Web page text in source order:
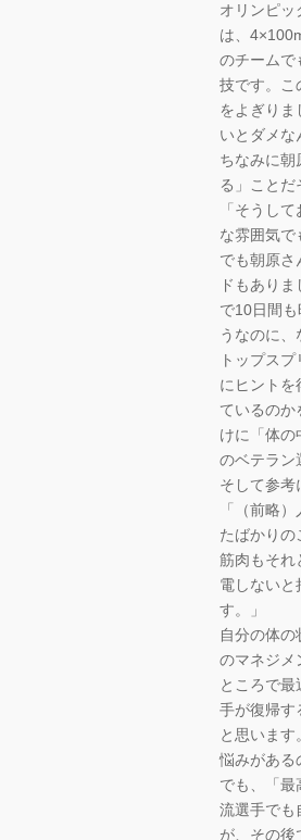
オリンピッ
は、
のチームで
技です。
をよぎりま
いとダメ
ちなみに朝
る」ことだ
「そうし
な雰囲気で
でも朝原さ
ドもあり
で10日間
うなのに
トップス
にヒントを
ているのか
けに「体
のベテラン
そして参考
「（前略
たばかり
筋肉もそれ
電しないと
す。」
自分の体
のマネジメ
ところで
手が復帰す
と思いま
悩みがある
でも、「最
流選手でも
が、その後